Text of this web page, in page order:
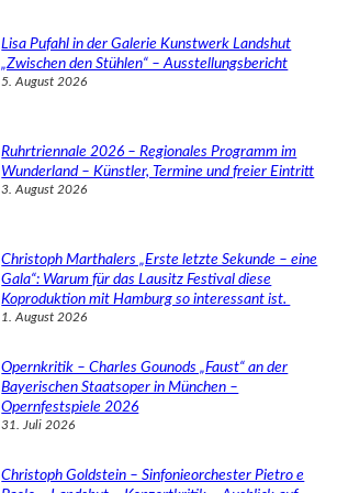
Lisa Pufahl in der Galerie Kunstwerk Landshut
„Zwischen den Stühlen“ – Ausstellungsbericht
5. August 2026
Ruhrtriennale 2026 – Regionales Programm im
Wunderland – Künstler, Termine und freier Eintritt
3. August 2026
Christoph Marthalers „Erste letzte Sekunde – eine
Gala“: Warum für das Lausitz Festival diese
Koproduktion mit Hamburg so interessant ist.
1. August 2026
Opernkritik – Charles Gounods „Faust“ an der
Bayerischen Staatsoper in München –
Opernfestspiele 2026
31. Juli 2026
Christoph Goldstein – Sinfonieorchester Pietro e